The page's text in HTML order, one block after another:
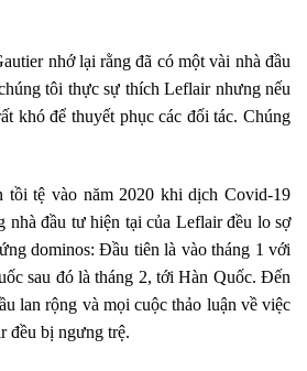
nhớ lại rằng đã có một vài nhà đầu
tôi thực sự thích Leflair nhưng nếu
khó để thuyết phục các đối tác. Chúng
tồi tệ vào năm 2020 khi dịch Covid-19
nhà đầu tư hiện tại của Leflair đều lo sợ
dominos: Đầu tiên là vào tháng 1 với
sau đó là tháng 2, tới Hàn Quốc. Đến
lan rộng và mọi cuộc thảo luận về việc
đều bị ngưng trệ.